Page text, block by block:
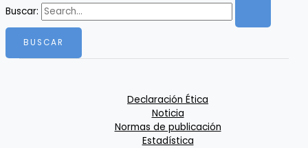
Buscar:
Declaración Ética
Noticia
Normas de publicación
Estadística